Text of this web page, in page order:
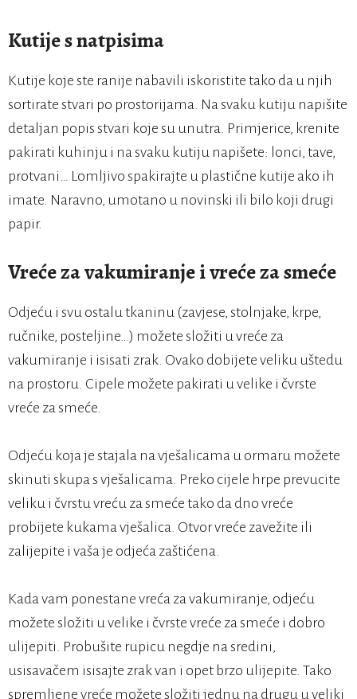
Kutije s natpisima
Kutije koje ste ranije nabavili iskoristite tako da u njih
sortirate stvari po prostorijama. Na svaku kutiju napišite
detaljan popis stvari koje su unutra. Primjerice, krenite
pakirati kuhinju i na svaku kutiju napišete: lonci, tave,
protvani… Lomljivo spakirajte u plastične kutije ako ih
imate. Naravno, umotano u novinski ili bilo koji drugi
papir.
Vreće za vakumiranje i vreće za smeće
Odjeću i svu ostalu tkaninu (zavjese, stolnjake, krpe,
ručnike, posteljine…) možete složiti u vreće za
vakumiranje i isisati zrak. Ovako dobijete veliku uštedu
na prostoru. Cipele možete pakirati u velike i čvrste
vreće za smeće.
Odjeću koja je stajala na vješalicama u ormaru možete
skinuti skupa s vješalicama. Preko cijele hrpe prevucite
veliku i čvrstu vreću za smeće tako da dno vreće
probijete kukama vješalica. Otvor vreće zavežite ili
zalijepite i vaša je odjeća zaštićena.
Kada vam ponestane vreća za vakumiranje, odjeću
možete složiti u velike i čvrste vreće za smeće i dobro
ulijepiti. Probušite rupicu negdje na sredini,
usisavačem isisajte zrak van i opet brzo ulijepite. Tako
spremljene vreće možete složiti jednu na drugu u veliki